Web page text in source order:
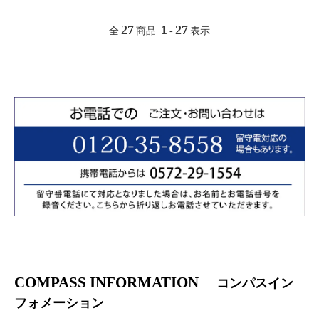
全 27 商品 1 - 27 表示
COMPASS INFORMATION
コンパスイン
フォメーション